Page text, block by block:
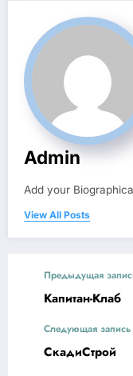
Admin
Add your
View All Posts
Предыдущая
Капитан-Клаб
Следующая запись
СкадиСтрой